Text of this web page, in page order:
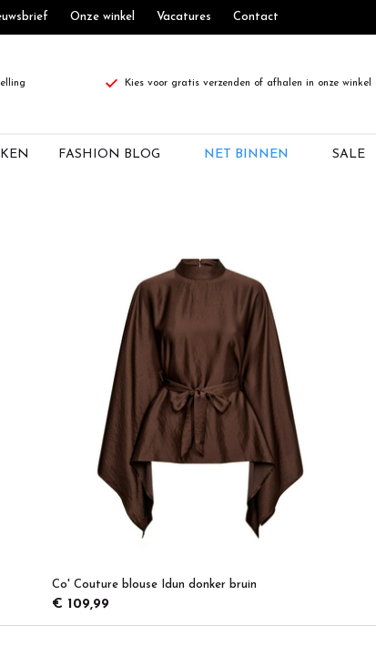
Onze winkel Vacatures Contact
Kies voor gratis verzenden of afhalen in onze winkel
FASHION BLOG NET BINNEN SALE
Co' Couture blouse Idun donker bruin
€ 109,99